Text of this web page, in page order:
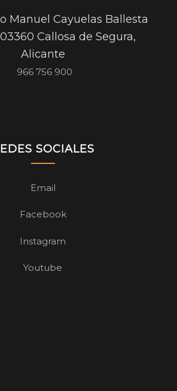
Manuel Cayuelas Ballesta
Callosa de Segura,
Alicante
966 756 900
SOCIALES
Email
Facebook
Instagram
Youtube